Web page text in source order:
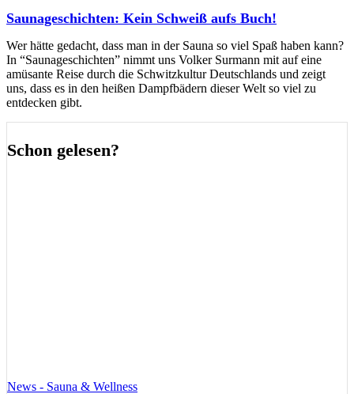
Saunageschichten: Kein Schweiß aufs Buch!
Wer hätte gedacht, dass man in der Sauna so viel Spaß haben kann?
In “Saunageschichten” nimmt uns Volker Surmann mit auf eine
amüsante Reise durch die Schwitzkultur Deutschlands und zeigt
uns, dass es in den heißen Dampfbädern dieser Welt so viel zu
entdecken gibt.
Schon gelesen?
News - Sauna & Wellness